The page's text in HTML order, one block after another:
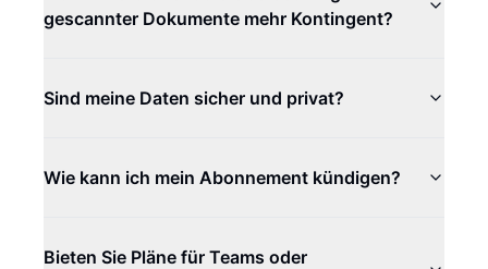
gescannter Dokumente mehr Kontingent?
Sind meine Daten sicher und privat?
Wie kann ich mein Abonnement kündigen?
Bieten Sie Pläne für Teams oder